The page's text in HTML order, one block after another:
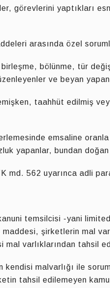
görevlerini yaptıkları
arasında özel
bölünme, tür
ve beyan
taahhüt edilmiş
emsaline
yapanlar, bundan
md. 562 uyarınca adli
temsilcisi -yani
maddesi, şirketlerin mal
varlıklarından tahsil
malvarlığı ile
tahsil edilemeyen